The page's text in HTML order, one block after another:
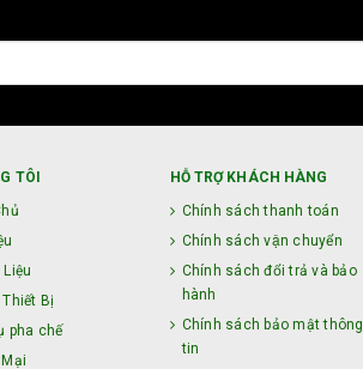
TÔI
Bị
pha chế
HỖ TRỢ KHÁCH HÀNG
Chính sách thanh toán
Chính sách vận chuyển
Chính sách đổi trả và bảo
hành
Chính sách bảo mật thông
tin